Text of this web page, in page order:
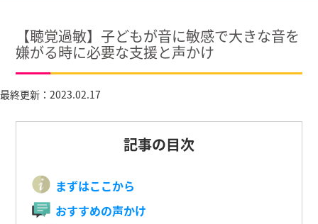
【聴覚過敏】子どもが音に敏感で大きな音を
嫌がる時に必要な支援と声かけ
最終更新：2023.02.17
記事の目次
まずはここから
おすすめの声かけ